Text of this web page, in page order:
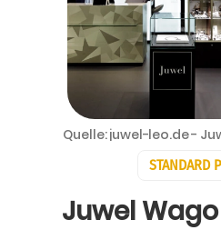
STANDARD
Juwel
Quelle: juwel-leo.de -